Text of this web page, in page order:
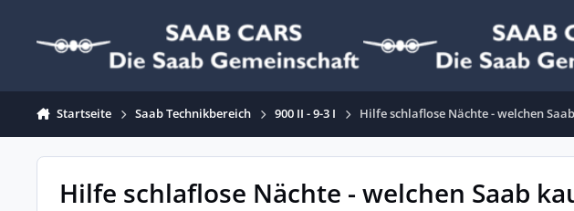
Startseite Saab Technikbereich 900 II - 9-3 I Hilfe schlaflose Nächte - welchen
Hilfe schlaflose Nächte - welchen Saab